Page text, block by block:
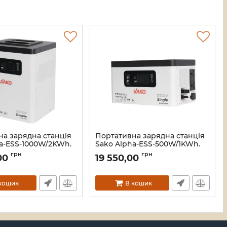
зарядна станція
ESS-1000W/2KWh.
1000 Вт,
2009.6 Вт*год,
грн
Портативна зарядна станція
Sako Alpha-ESS-500W/1KWh.
Потужність 500 Вт,
енергоємність 1004.8 Вт*год,
LifePO4
Артикул:
19 550,00 грн
В кошик